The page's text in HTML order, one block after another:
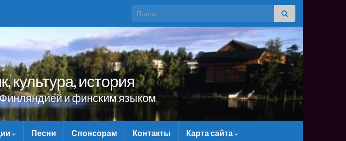
Search for:
культура, история
Финляндией и финским языком
Песни Спонсорам Контакты Карта сайта